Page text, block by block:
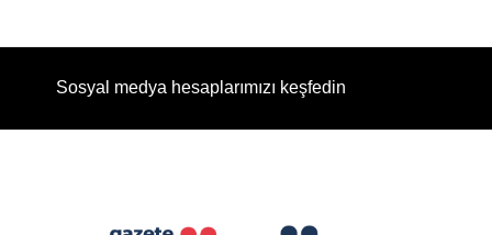
Sosyal medya hesaplarımızı keşfedin